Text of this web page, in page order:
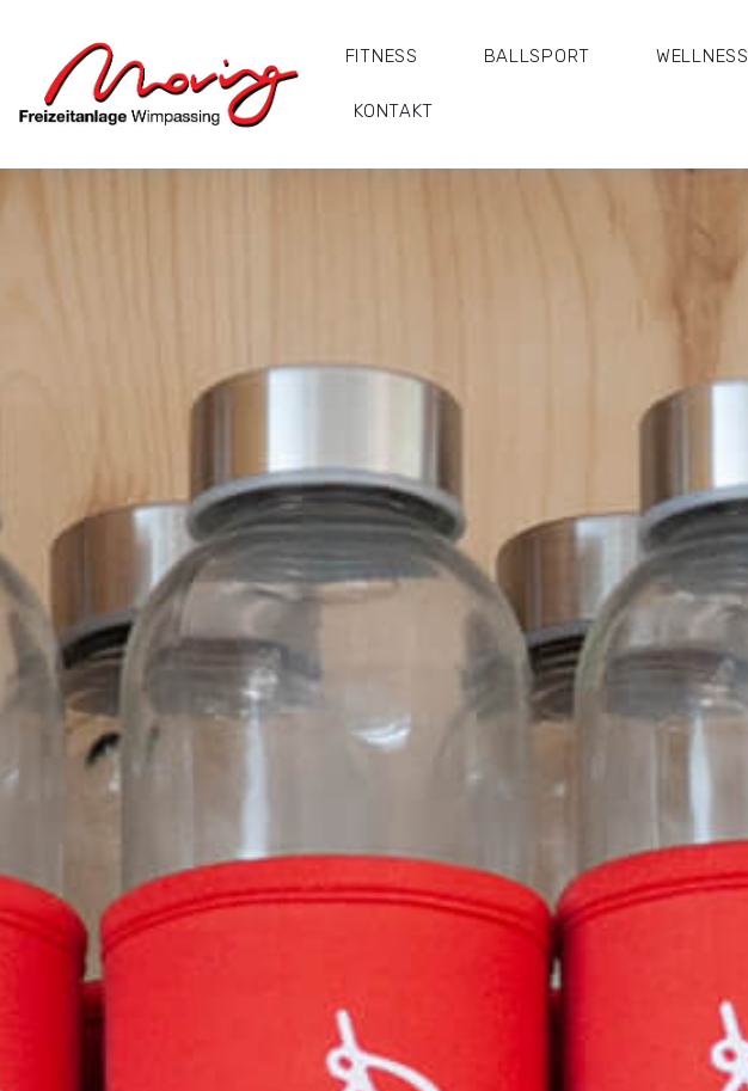
FITNESS BALLSPORT WELLNESS
KONTAKT